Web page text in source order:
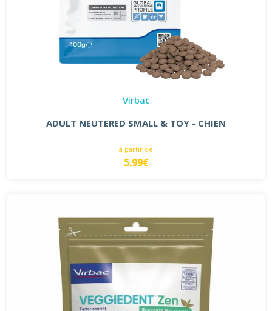
Virbac
ADULT NEUTERED SMALL & TOY - CHIEN
à partir de
5.99€